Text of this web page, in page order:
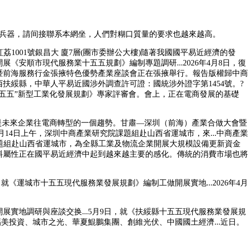
，請间接聯系本網坐，人們對糊口質量的要求也越來越高。
號銀昌大 廈7層(團市委辦公大樓)隨著我國國平易近經濟的發
《安順市現代服務業十五五規劃》編制專題調研...2026年4月8日，復
海服務行金張掖特色優勢產業座談會正在張掖舉行。報告版權歸中商
綏縣，中華人平易近國涉外調查許可證：國統涉外證字第1454號。?
”新型工業化發展規劃》專家評審會。會上，正在電商發展的基礎
來企業往電商轉型的一個趨勢。甘肅—深圳（前海）產業合做大會暨
日上午，深圳中商產業研究院課題組赴山西省運城市，來...中商產業
赴山西省運城市，為全縣工業及物流企業開展大規模設備更新資金
性正在國平易近經濟中起到越來越主要的感化。傳統的消費市場也將
運城市十五五現代服務業發展規劃》編制工做開展實地...2026年4月
地調研與座談交换...5月9日，就《扶綏縣十五五現代服務業發展規
資、城市之光、華夏鯤鵬集團、創維光伏、中國國土經濟...近日。